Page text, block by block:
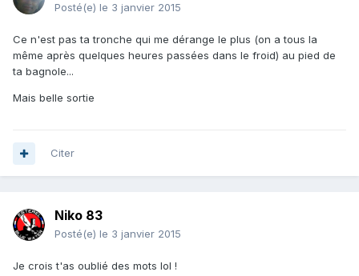
Posté(e) le 3 janvier 2015
Ce n'est pas ta tronche qui me dérange le plus (on a tous la
même après quelques heures passées dans le froid) au pied de
ta bagnole...
Mais belle sortie
Citer
Niko 83
Posté(e) le 3 janvier 2015
Je crois t'as oublié des mots lol !